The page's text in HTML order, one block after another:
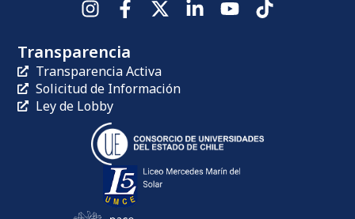
Transparencia
Transparencia Activa
Solicitud de Información
Ley de Lobby